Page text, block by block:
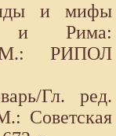
и мифы
и Рима:
М.: РИПОЛ
Гл. ред.
Советская